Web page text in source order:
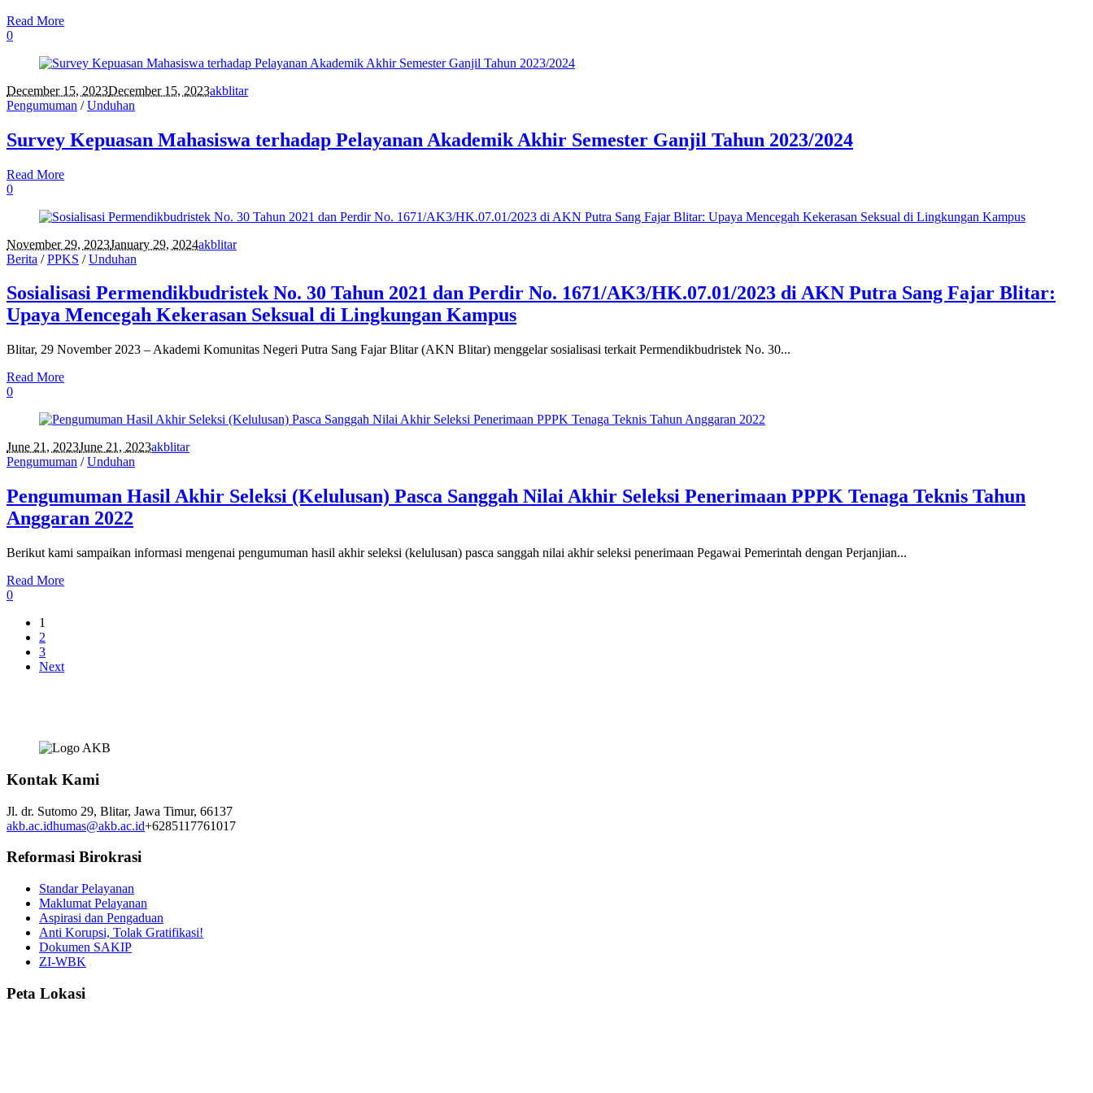
Read More
0
December 15, 2023December 15, 2023akblitar
Pengumuman /Unduhan
Survey Kepuasan Mahasiswa terhadap Pelayanan Akademik Akhir Semester Ganjil Tahun 2023/2024
Read More
0
November 29, 2023January 29, 2024akblitar
Berita /PPKS /Unduhan
Sosialisasi Permendikbudristek No. 30 Tahun 2021 dan Perdir No. 1671/AK3/HK.07.01/2023 di AKN Putra Sang Fajar Blitar:
Upaya Mencegah Kekerasan Seksual di Lingkungan Kampus
Blitar, 29 November 2023 – Akademi Komunitas Negeri Putra Sang Fajar Blitar (AKN Blitar) menggelar sosialisasi terkait Permendikbudristek No. 30...
Read More
0
June 21, 2023June 21, 2023akblitar
Pengumuman /Unduhan
Pengumuman Hasil Akhir Seleksi (Kelulusan) Pasca Sanggah Nilai Akhir Seleksi Penerimaan PPPK Tenaga Teknis Tahun
Anggaran 2022
Berikut kami sampaikan informasi mengenai pengumuman hasil akhir seleksi (kelulusan) pasca sanggah nilai akhir seleksi penerimaan Pegawai Pemerintah dengan Perjanjian...
Read More
0
1
2
3
Next
Kontak Kami
Jl. dr. Sutomo 29, Blitar, Jawa Timur, 66137
akb.ac.idhumas@akb.ac.id+6285117761017
Reformasi Birokrasi
Standar Pelayanan
Maklumat Pelayanan
Aspirasi dan Pengaduan
Anti Korupsi, Tolak Gratifikasi!
Dokumen SAKIP
ZI-WBK
Peta Lokasi